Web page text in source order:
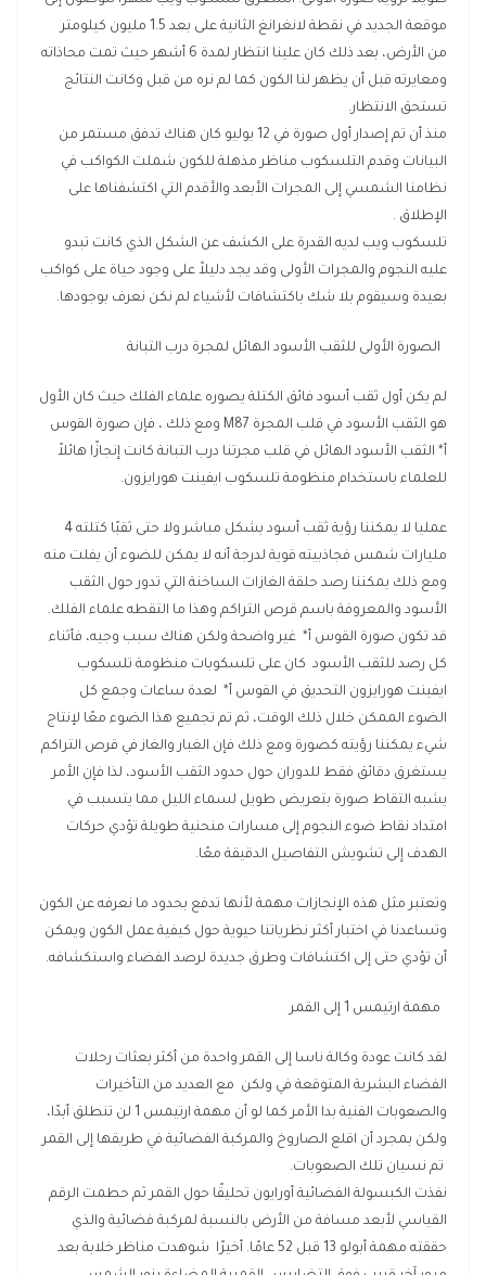
موقعة الجديد في نقطة لانغرانغ الثانية على بعد 1.5 مليون كيلومتر
من الأرض، بعد ذلك كان علينا انتظار لمدة 6 أشهر حيث تمت محاذاته
ومعايرته قبل أن يظهر لنا الكون كما لم نره من قبل وكانت النتائج
تستحق الانتظار.
منذ أن تم إصدار أول صورة في 12 يوليو كان هناك تدفق مستمر من
البيانات وقدم التلسكوب مناظر مذهلة للكون شملت الكواكب في
نظامنا الشمسي إلى المجرات الأبعد والأقدم التي اكتشفناها على
الإطلاق .
تلسكوب ويب لديه القدرة على الكشف عن الشكل الذي كانت تبدو
عليه النجوم والمجرات الأولى وقد يجد دليلاً على وجود حياة على كواكب
بعيدة وسيقوم بلا شك باكتشافات لأشياء لم نكن نعرف بوجودها.
الصورة الأولى للثقب الأسود الهائل لمجرة درب التبانة
لم يكن أول ثقب أسود فائق الكتلة يصوره علماء الفلك حيث كان الأول
هو الثقب الأسود في قلب المجرة M87 ومع ذلك ، فإن صورة القوس
أ* الثقب الأسود الهائل في قلب مجرتنا درب التبانة كانت إنجازًا هائلاً
للعلماء باستخدام منظومة تلسكوب ايفينت هورايزون.
عمليا لا يمكننا رؤية ثقب أسود بشكل مباشر ولا حتى ثقبًا كتلته 4
مليارات شمس فجاذبيته قوية لدرجة أنه لا يمكن للضوء أن يفلت منه
ومع ذلك يمكننا رصد حلقة الغازات الساخنة التي تدور حول الثقب
الأسود والمعروفة باسم قرص التراكم وهذا ما التقطه علماء الفلك.
قد تكون صورة القوس أ* غير واضحة ولكن هناك سبب وجيه، فأثناء
كل رصد للثقب الأسود كان على تلسكوبات منظومة تلسكوب
ايفينت هورايزون التحديق في القوس أ* لعدة ساعات وجمع كل
الضوء الممكن خلال ذلك الوقت، ثم تم تجميع هذا الضوء معًا لإنتاج
شيء يمكننا رؤيته كصورة ومع ذلك فإن الغبار والغاز في قرص التراكم
يستغرق دقائق فقط للدوران حول حدود الثقب الأسود، لذا فإن الأمر
يشبه التقاط صورة بتعريض طويل لسماء الليل مما يتسبب في
امتداد نقاط ضوء النجوم إلى مسارات منحنية طويلة تؤدي حركات
الهدف إلى تشويش التفاصيل الدقيقة معًا.
وتعتبر مثل هذه الإنجازات مهمة لأنها تدفع بحدود ما نعرفه عن الكون
وتساعدنا في اختبار أكثر نظرياتنا حيوية حول كيفية عمل الكون ويمكن
أن تؤدي حتى إلى اكتشافات وطرق جديدة لرصد الفضاء واستكشافه.
مهمة ارتيمس 1 إلى القمر
لقد كانت عودة وكالة ناسا إلى القمر واحدة من أكثر بعثات رحلات
الفضاء البشرية المتوقعة في ولكن مع العديد من التأخيرات
والصعوبات الفنية بدا الأمر كما لو أن مهمة ارتيمس 1 لن تنطلق أبدًا،
ولكن بمجرد أن اقلع الصاروخ والمركبة الفضائية في طريقها إلى القمر
تم نسيان تلك الصعوبات.
نفذت الكبسولة الفضائية أورايون تحليقًا حول القمر ثم حطمت الرقم
القياسي لأبعد مسافة من الأرض بالنسبة لمركبة فضائية والذي
حققته مهمة أبولو 13 قبل 52 عامًا. أخيرًا شوهدت مناظر خلابة بعد